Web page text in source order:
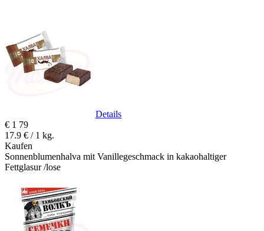
Details
€ 1 79
17.9 € / 1 kg.
Kaufen
Sonnenblumenhalva mit Vanillegeschmack in kakaohaltiger
Fettglasur /lose